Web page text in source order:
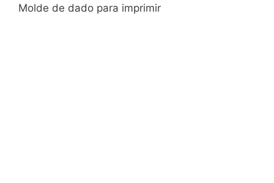
Molde de dado para imprimir